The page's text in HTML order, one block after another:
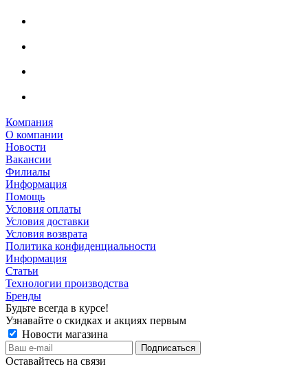
Компания
О компании
Новости
Вакансии
Филиалы
Информация
Помощь
Условия оплаты
Условия доставки
Условия возврата
Политика конфиденциальности
Информация
Статьи
Технологии производства
Бренды
Будьте всегда в курсе!
Узнавайте о скидках и акциях первым
Новости магазина
Оставайтесь на связи